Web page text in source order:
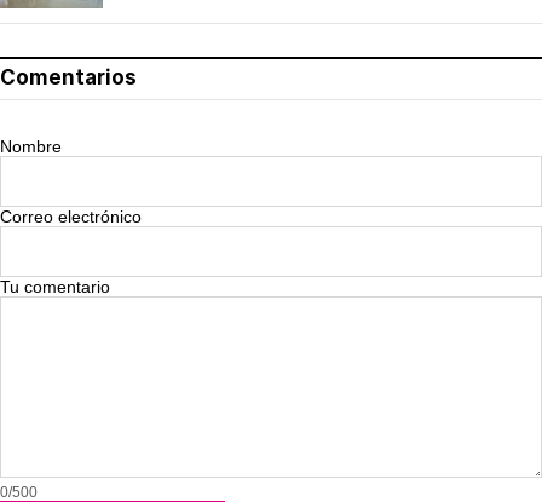
Comentarios
Nombre
Correo electrónico
Tu comentario
0/500